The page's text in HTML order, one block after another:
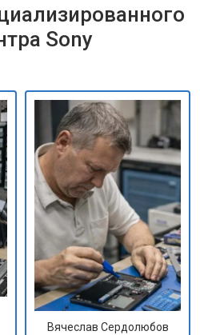
Sony
Вячеслав Сердолюбов